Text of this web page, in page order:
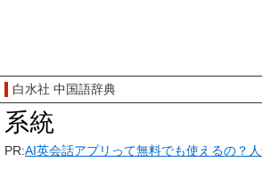
白水社 中国語辞典
系統
PR:AI英会話アプリって無料でも使えるの？